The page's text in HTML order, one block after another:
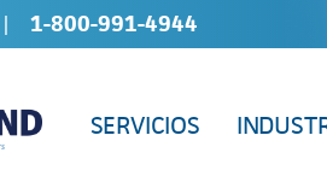
1-800-991-4944
SERVICIOS